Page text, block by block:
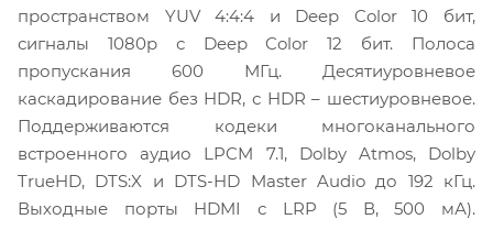
пространством YUV 4:4:4 и Deep Color 10 бит,
сигналы 1080p с Deep Color 12 бит. Полоса
пропускания 600 МГц. Десятиуровневое
каскадирование без HDR, с HDR – шестиуровневое.
Поддерживаются кодеки многоканального
встроенного аудио LPCM 7.1, Dolby Atmos, Dolby
TrueHD, DTS:X и DTS-HD Master Audio до 192 кГц.
Выходные порты HDMI с LRP (5 В, 500 мА).